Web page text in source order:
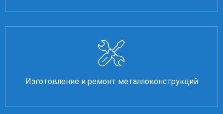
Изготовление и ремонт металлоконструкций